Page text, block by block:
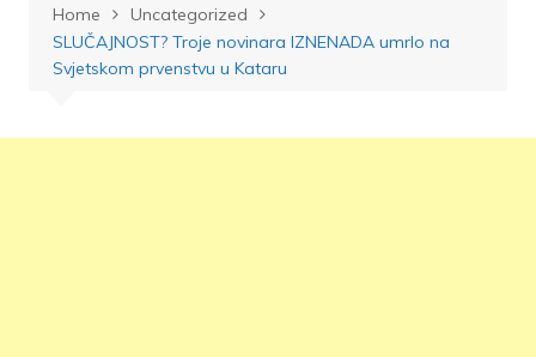
Home
Uncategorized
SLUČAJNOST? Troje novinara IZNENADA umrlo na
Svjetskom prvenstvu u Kataru